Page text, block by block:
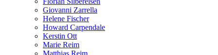
Giovanni Zarrella
Helene Fischer
Howard Carpendale
Kerstin Ott
Marie Reim
Matthias Reim